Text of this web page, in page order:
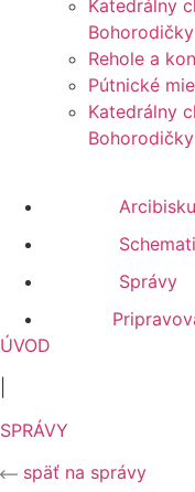
Katedrálny
Bohorodičky
Rehole a
Pútnické
Katedrálny
Bohorodičky
Správy
ÚVOD
SPRÁVY
späť na správy